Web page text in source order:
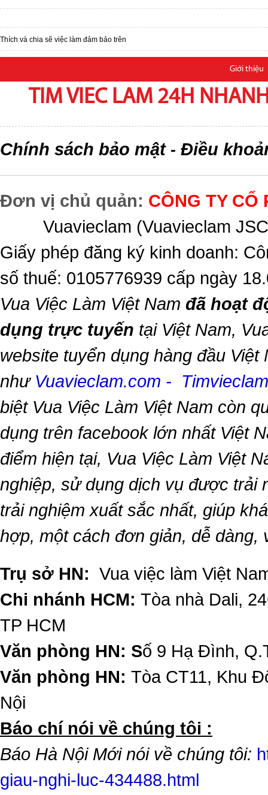
Thích và chia sẽ việc làm đảm bảo trên
Giới thiệu
TIM VIEC LAM 24H
Chính sách bảo mật- Điều
Đơn vị chủ quản: CÔNG TY CỔ
Vuavieclam (Vuavieclam
Giấy phép đăng ký kinh doanh:
số thuế: 0105776939 cấp ngày
Vua Việc Làm Việt Nam đã hoạt
dụng trực tuyến tại Việt Nam,
website tuyển dụng hàng đầu Việt
như Vuavieclam.com -
biệt Vua Việc Làm Việt Nam còn
dụng trên facebook lớn nhất Việt
điểm hiện tại, Vua Việc Làm Việt
nghiệp, sử dụng dịch vụ được trải
trải nghiệm xuất sắc nhất, giúp
hợp, một cách đơn giản, dễ dàng,
Trụ sở HN: Vua việc làm Việt
Chi nhánh HCM: Tòa nhà Dali,
TP HCM
Văn phòng HN: Số 9 Hạ Đình,
Văn phòng HN: Tòa CT11, Khu
Nội
​Báo chí nói về chúng tôi :
Báo Hà Nội Mới nói về chúng tôi:
giau-nghi-luc-434488.html